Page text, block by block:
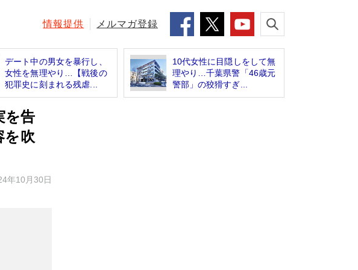
情報提供 メルマガ登録
デート中の男女を暴行し、
女性を無理やり…【戦後の
犯罪史に刻まれる残虐...
10代女性に目隠しをして無
理やり…千葉県警「46歳元
警部」の狡猾すぎ...
を告
を吹
年10月30日